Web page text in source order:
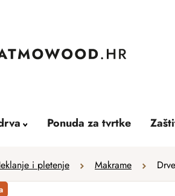
Ponuda za tvrtke
i pletenje Makrame